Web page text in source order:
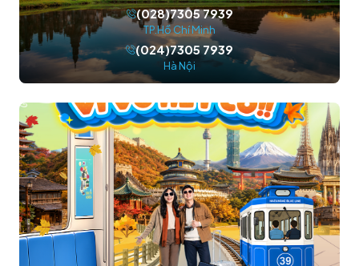
(028)7305 7939
TP.Hồ Chí Minh
(024)7305 7939
Hà Nội